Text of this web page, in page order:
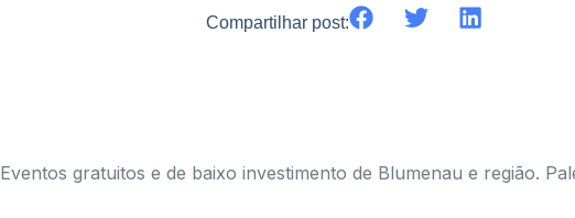
Compartilhar post:
Eventos gratuitos e de baixo investimento de Blumenau e região.